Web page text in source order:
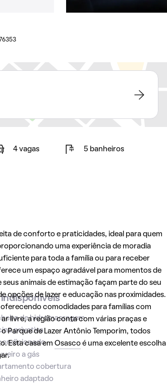
4 vagas 5 banheiros
de conforto e praticidades, ideal para quem
uma experiência de moradia
para toda a família ou para receber
um espaço agradável para momentos de
animais de estimação façam parte do seu
opções de lazer e educação nas proximidades.
comodidades para famílias com
livre, a região conta com várias praças e
Parque de Lazer Antônio Temporim, todos
Esta casa em Osascoé uma excelente escolha
de hidromassagem
privativa
a gás
cobertura
adaptado